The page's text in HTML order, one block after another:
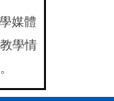
媒體
學情